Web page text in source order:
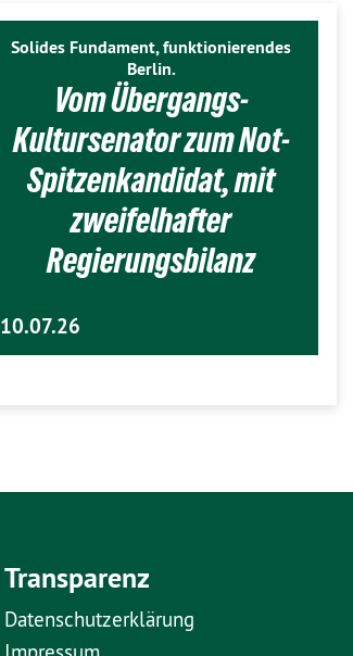
Solides Fundament, funktionierendes
Berlin.
Vom Übergangs-
Kultursenator zum Not-
Spitzenkandidat, mit
zweifelhafter
Regierungsbilanz
10.07.26
Transparenz
Datenschutzerklärung